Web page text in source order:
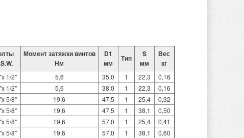
Момент затяжки винтов
Нм
D1
мм
Тип
S
мм
Вес
кг
1/2" 5,6 35,0 1 22,3
0,16
1/2" 5,6 38,0 1 22,3
0,16
5/8" 19,6 47,5 1 25,4
0,32
5/8" 19,6 47,5 1 38,1
0,50
5/8" 19,6 57,0 1 25,4
0,41
5/8" 19,6 57,0 1 38,1
0,60